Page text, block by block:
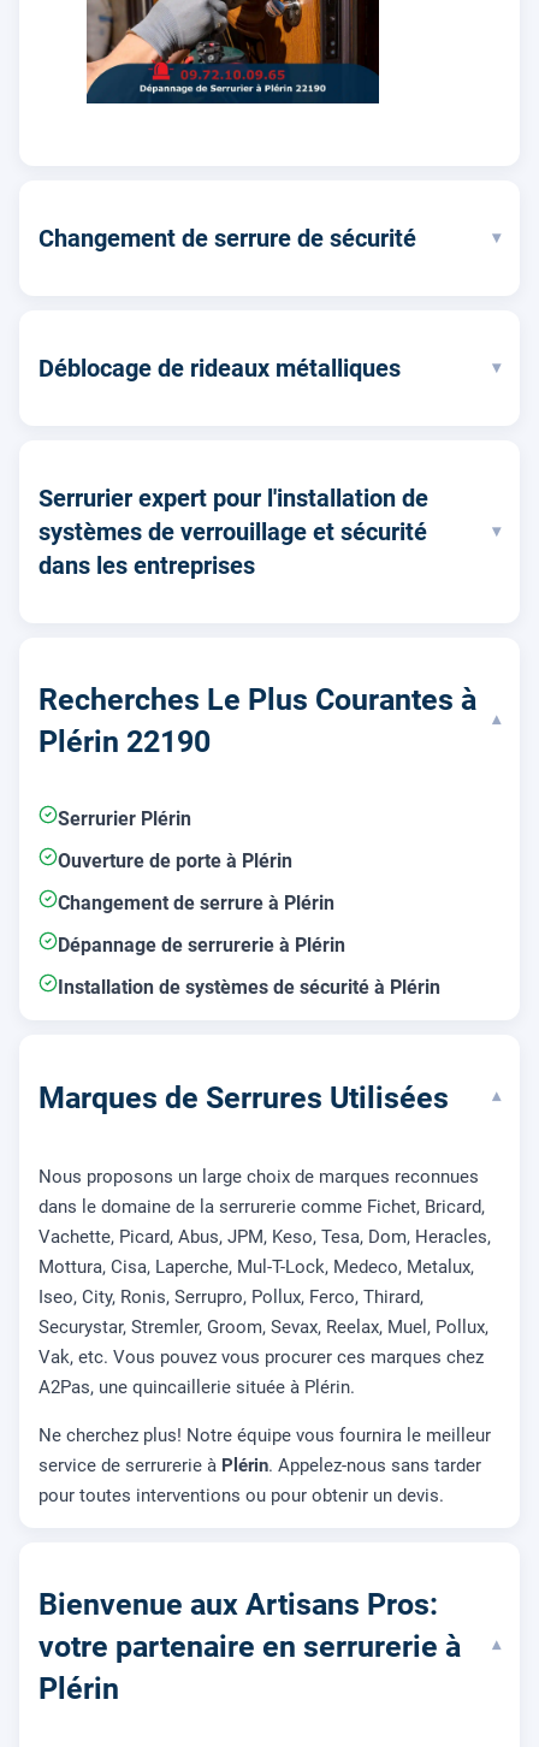
Changement de serrure de sécurité ▾
Déblocage de rideaux métalliques ▾
Serrurier expert pour l'installation de
systèmes de verrouillage et sécurité
dans les entreprises
▾
Recherches Le Plus Courantes à
Plérin 22190
▾
Serrurier Plérin
Ouverture de porte à Plérin
Changement de serrure à Plérin
Dépannage de serrurerie à Plérin
Installation de systèmes de sécurité à Plérin
Marques de Serrures Utilisées ▾
Nous proposons un large choix de marques reconnues
dans le domaine de la serrurerie comme Fichet, Bricard,
Vachette, Picard, Abus, JPM, Keso, Tesa, Dom, Heracles,
Mottura, Cisa, Laperche, Mul-T-Lock, Medeco, Metalux,
Iseo, City, Ronis, Serrupro, Pollux, Ferco, Thirard,
Securystar, Stremler, Groom, Sevax, Reelax, Muel, Pollux,
Vak, etc. Vous pouvez vous procurer ces marques chez
A2Pas, une quincaillerie située à Plérin.
Ne cherchez plus! Notre équipe vous fournira le meilleur
service de serrurerie à Plérin. Appelez-nous sans tarder
pour toutes interventions ou pour obtenir un devis.
Bienvenue aux Artisans Pros:
votre partenaire en serrurerie à
Plérin
▾